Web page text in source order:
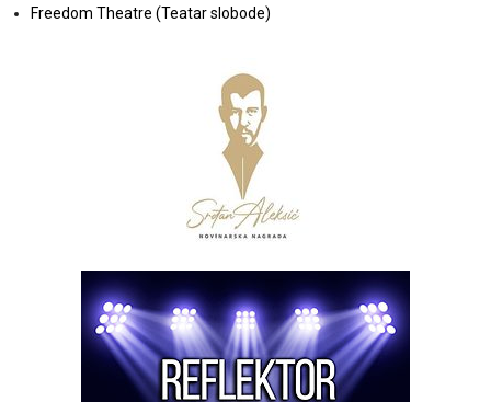
Freedom Theatre (Teatar slobode)